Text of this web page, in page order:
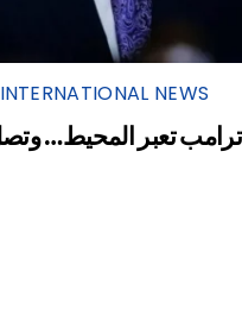
INTERNATIONAL NEWS
تعبر المحيط…